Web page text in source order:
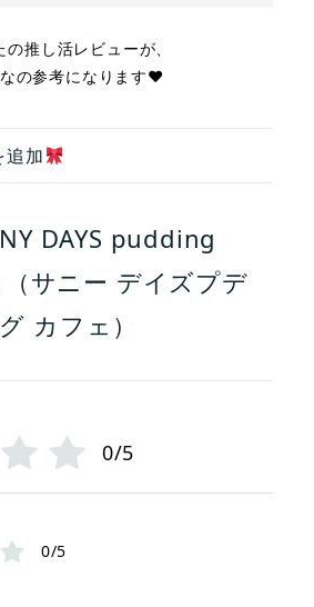
の推し活レビューが、
の参考になります❤︎
追加
DAYS pudding
サニー デイズプデ
カフェ）
0/5
0/5